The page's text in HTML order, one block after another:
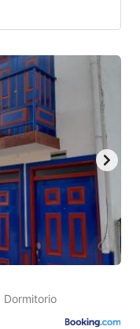
Dormitorio